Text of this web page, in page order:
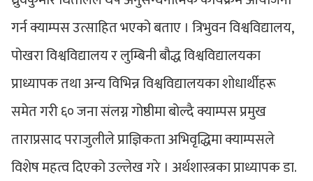
गर्न क्याम्पस उत्साहित भएको बताए । त्रिभुवन विश्वविद्यालय,
पोखरा विश्वविद्यालय र लुम्बिनी बौद्ध विश्वविद्यालयका
प्राध्यापक तथा अन्य विभिन्न विश्वविद्यालयका शोधार्थीहरू
समेत गरी ६० जना संलग्न गोष्ठीमा बोल्दै क्याम्पस प्रमुख
ताराप्रसाद पराजुलीले प्राज्ञिकता अभिवृद्धिमा क्याम्पसले
विशेष महत्व दिएको उल्लेख गरे । अर्थशास्त्रका प्राध्यापक डा.